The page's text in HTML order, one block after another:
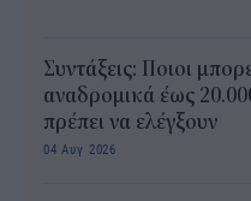
Συντάξεις: Ποιοι
αναδρομικά έως
πρέπει να ελέγξουν
04 Αυγ 2026